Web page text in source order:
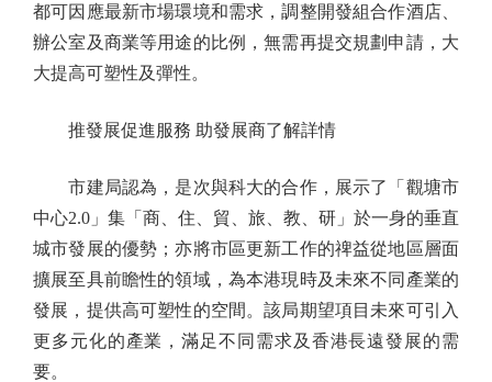
都可因應最新市場環境和需求，調整開發組合作酒店、
辦公室及商業等用途的比例，無需再提交規劃申請，大
大提高可塑性及彈性。
推發展促進服務 助發展商了解詳情
市建局認為，是次與科大的合作，展示了「觀塘市
中心2.0」集「商、住、貿、旅、教、研」於一身的垂直
城市發展的優勢；亦將市區更新工作的禆益從地區層面
擴展至具前瞻性的領域，為本港現時及未來不同產業的
發展，提供高可塑性的空間。該局期望項目未來可引入
更多元化的產業，滿足不同需求及香港長遠發展的需
要。